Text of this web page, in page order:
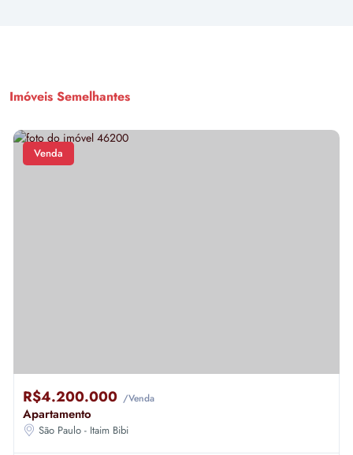
Imóveis Semelhantes
Venda
R$4.200.000 /Venda
Apartamento
São Paulo - Itaim Bibi